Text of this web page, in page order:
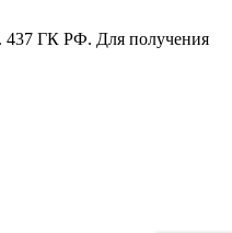
437 ГК РФ. Для получения